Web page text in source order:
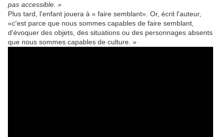
pas accessible. »
Plus tard, l'enfant jouera à « faire semblant». Or, écrit l'auteur,
«c'est parce que nous sommes capables de faire semblant,
d'évoquer des objets, des situations ou des personnages absents
que nous sommes capables de culture. »